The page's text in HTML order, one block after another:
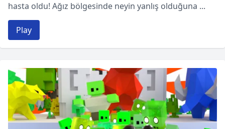
hasta oldu! Ağız bölgesinde neyin yanlış olduğuna ...
Play